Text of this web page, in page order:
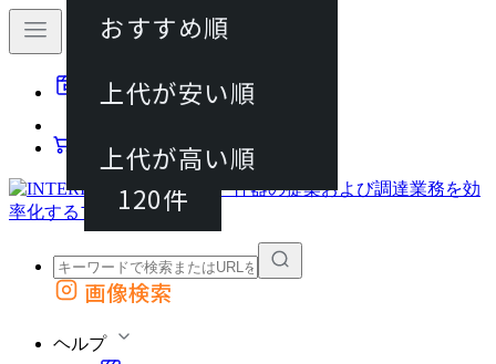
動画マニュアル
カート
外部サイトの商品をカートに追加
画像検索
ヘルプ
120件
おすすめ順
上代が安い順
上代が高い順